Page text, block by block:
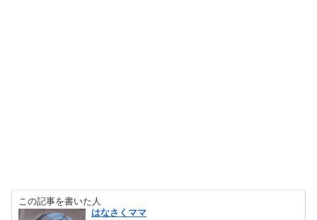
この記事を書いた人
はなさくママ